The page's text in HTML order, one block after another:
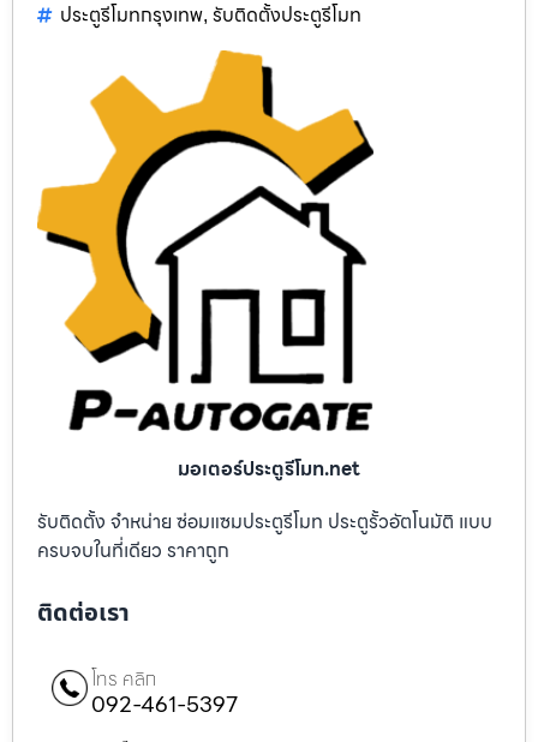
ประตูรีโมทกรุงเทพ, รับติดตั้งประตูรีโมท
มอเตอร์ประตูรีโมท.net
รับติดตั้ง จำหน่าย ซ่อมแซมประตูรีโมท ประตูรั้วอัตโนมัติ แบบ
ครบจบในที่เดียว ราคาถูก
ติดต่อเรา
โทร คลิก
092-461-5397